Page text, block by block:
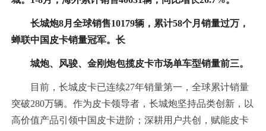
长城炮8月全球销售10179辆，累计58个月销量过万，
蝉联中国皮卡销量冠军。长
城炮、风骏、金刚炮包揽皮卡市场单车型销量前三。
目前，长城皮卡已连续27年销量第一，全球累计销量
突破280万辆。作为皮卡领导者，长城炮坚持品类创新，以
高价值产品引领中国皮卡进阶；深耕用户共创，赋能皮卡